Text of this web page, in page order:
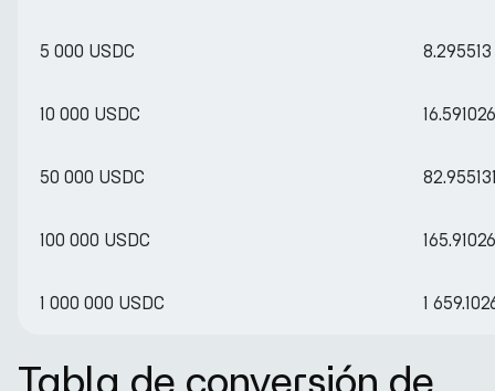
5 000 USDC
10 000 USDC
50 000 USDC
100 000 USDC
1 000 000 USDC 1
Tabla de conversión de